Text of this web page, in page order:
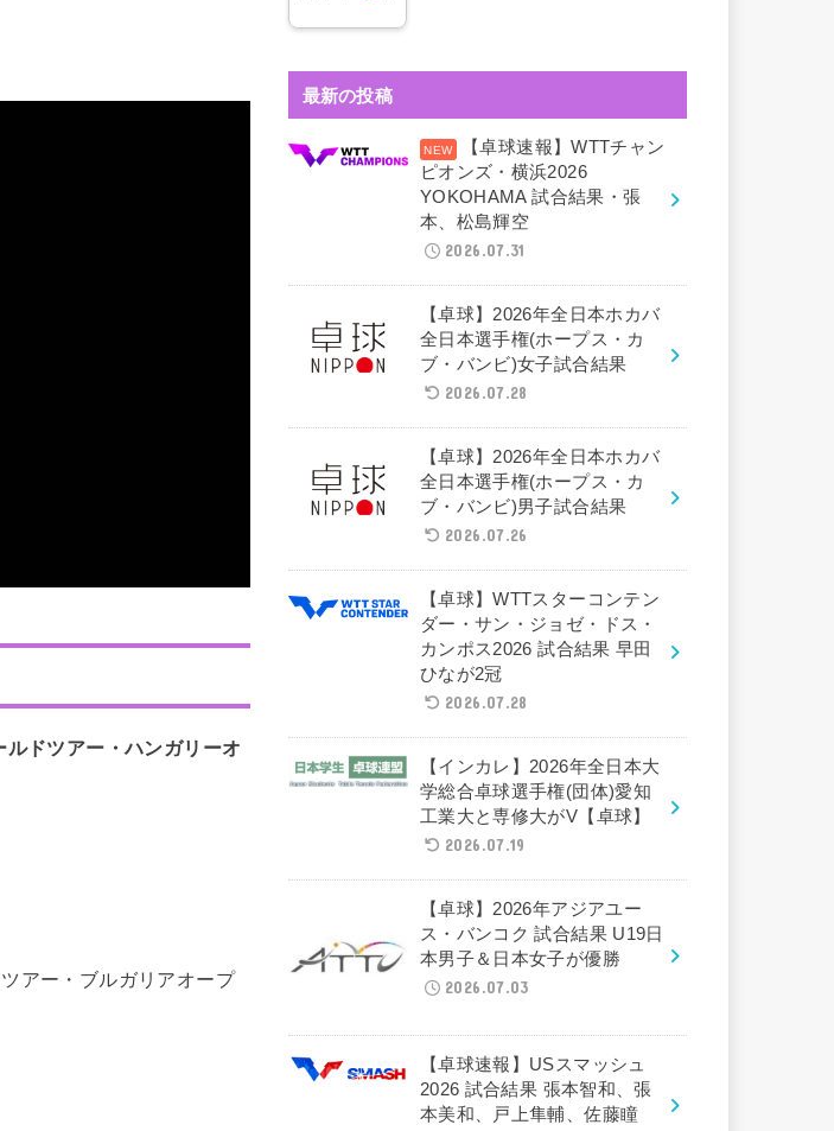
ルドツアー・ハンガリーオ
アー・ブルガリアオープ
最新の投稿
【卓球速報】WTTチャン
ピオンズ・横浜2026
YOKOHAMA 試合結果・張
本、松島輝空
2026.07.31
【卓球】2026年全日本ホカバ
全日本選手権(ホープス・カ
ブ・バンビ)女子試合結果
2026.07.28
【卓球】2026年全日本ホカバ
全日本選手権(ホープス・カ
ブ・バンビ)男子試合結果
2026.07.26
【卓球】WTTスターコンテン
ダー・サン・ジョゼ・ドス・
カンポス2026 試合結果 早田
ひなが2冠
2026.07.28
【インカレ】2026年全日本大
学総合卓球選手権(団体)愛知
工業大と専修大がV【卓球】
2026.07.19
【卓球】2026年アジアユー
ス・バンコク 試合結果 U19日
本男子＆日本女子が優勝
2026.07.03
【卓球速報】USスマッシュ
2026 試合結果 張本智和、張
本美和、戸上隼輔、佐藤瞳